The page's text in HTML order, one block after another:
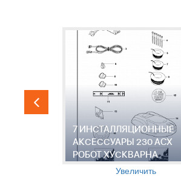
7 ИНСТАЛЛЯЦИОННЫЕ
АКСЕССУАРЫ 230 ACX
РОБОТ ХУСКВАРНА
Увеличить